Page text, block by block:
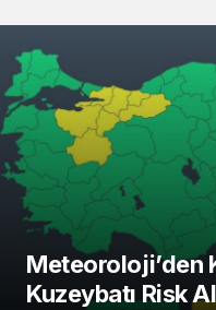
Meteoroloji’den
Kuzeybatı Risk